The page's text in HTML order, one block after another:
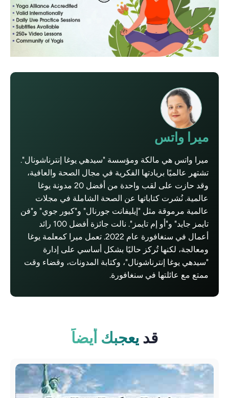
ميرا واتس
ميرا واتس هي مالكة ومؤسسة "سيدهي يوغا إنترناشونال".
تشتهر عالميًا بريادتها الفكرية في مجال الصحة والعافية،
وقد حازت على لقب واحدة من أفضل 20 مدونة يوغا
عالمية. نُشرت كتاباتها عن الصحة الشاملة في مجلات
عالمية مرموقة مثل "إيليفانت جورنال" و"كيور جوي" و"فن
تايمز جايد" و"أو إم تايمز". نالت جائزة أفضل 100 رائد
أعمال في سنغافورة عام 2022. تعمل ميرا كمعلمة يوغا
ومعالجة، لكنها تُركز حاليًا بشكل أساسي على إدارة
"سيدهي يوغا إنترناشونال"، وكتابة المدونات، وقضاء وقت
ممتع مع عائلتها في سنغافورة.
قديعجبك أيضاً